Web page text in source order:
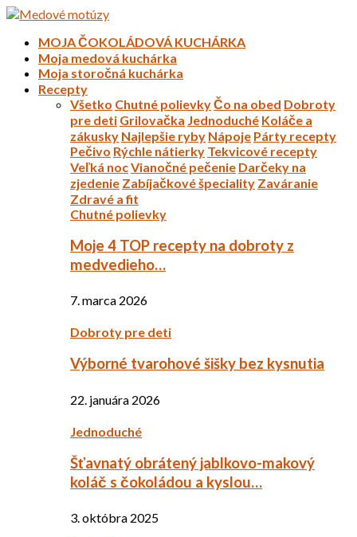
MOJA ČOKOLÁDOVÁ KUCHÁRKA
Moja medová kuchárka
Moja storočná kuchárka
Recepty
Všetko Chutné polievkyČo na obed Dobroty
pre deti Grilovačka Jednoduché Koláče a
zákusky Najlepšie ryby Nápoje Párty recepty
Pečivo Rýchle nátierky Tekvicové recepty
Veľká nocVianočné pečenie Darčeky na
zjedenie Zabíjačkové špeciality Zaváranie
Zdravé a fit
Chutné polievky
Moje 4 TOP recepty na dobroty z
medvedieho…
7. marca 2026
Dobroty pre deti
Výborné tvarohové šišky bez kysnutia
22. januára 2026
Jednoduché
Šťavnatý obrátený jablkovo-makový
koláč s čokoládou a kyslou…
3. októbra 2025